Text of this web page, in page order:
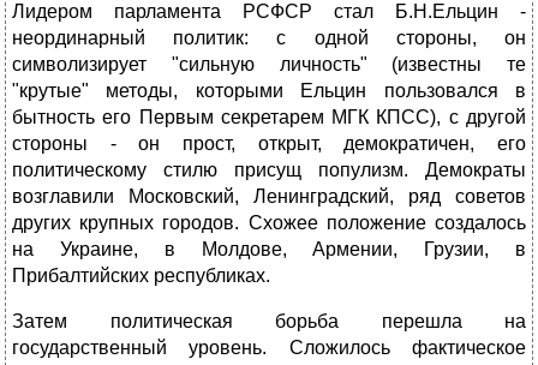
Лидером парламента РСФСР стал Б.Н.Ельцин -
неординарный политик: с одной стороны, он
символизирует "сильную личность" (известны те
"крутые" методы, которыми Ельцин пользовался в
бытность его Первым секретарем МГК КПСС), с другой
стороны - он прост, открыт, демократичен, его
политическому стилю присущ популизм. Демократы
возглавили Московский, Ленинградский, ряд советов
других крупных городов. Схожее положение создалось
на Украине, в Молдове, Армении, Грузии, в
Прибалтийских республиках.
Затем политическая борьба перешла на
государственный уровень. Сложилось фактическое